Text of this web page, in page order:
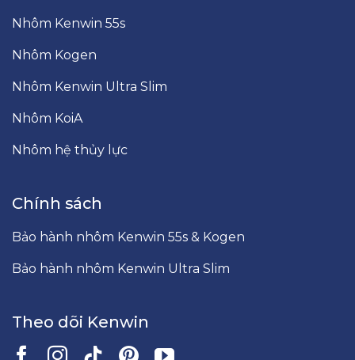
Nhôm Kenwin 55s
Nhôm Kogen
Nhôm Kenwin Ultra Slim
Nhôm KoiA
Nhôm hệ thủy lực
Chính sách
Bảo hành nhôm Kenwin 55s & Kogen
Bảo hành nhôm Kenwin Ultra Slim
Theo dõi Kenwin